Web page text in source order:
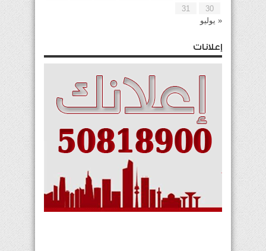
30
31
« يوليو
إعلانات